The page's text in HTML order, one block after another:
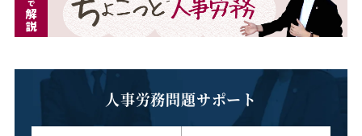
人事労務問題サポート